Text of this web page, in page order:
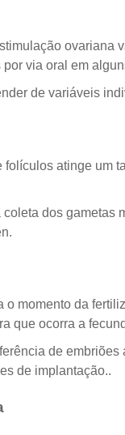
ovariana
via oral em
de variáveis
atinge um
dos
o momento da
que ocorra a
de
de implantação..